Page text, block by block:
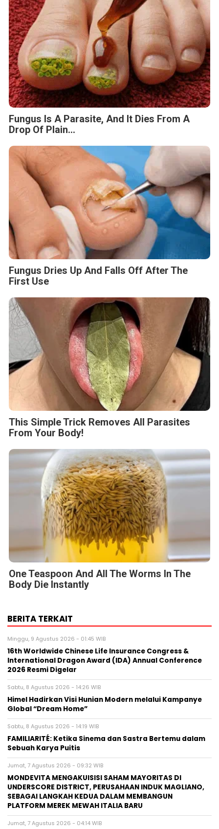
Fungus Is A Parasite, And It Dies From A
Drop Of Plain...
Fungus Dries Up And Falls Off After The
First Use
This Simple Trick Removes All Parasites
From Your Body!
One Teaspoon And All The Worms In The
Body Die Instantly
BERITA TERKAIT
Minggu, 9 Agustus 2026 - 01:45 WIB
16th Worldwide Chinese Life Insurance Congress &
International Dragon Award (IDA) Annual Conference
2026 Resmi Digelar
Sabtu, 8 Agustus 2026 - 14:26 WIB
Himel Hadirkan Visi Hunian Modern melalui Kampanye
Global “Dream Home”
Sabtu, 8 Agustus 2026 - 14:19 WIB
FAMILIARITÉ: Ketika Sinema dan Sastra Bertemu dalam
Sebuah Karya Puitis
Jumat, 7 Agustus 2026 - 09:32 WIB
MONDEVITA MENGAKUISISI SAHAM MAYORITAS DI
UNDERSCORE DISTRICT, PERUSAHAAN INDUK MAGLIANO,
SEBAGAI LANGKAH KEDUA DALAM MEMBANGUN
PLATFORM MEREK MEWAH ITALIA BARU
Jumat, 7 Agustus 2026 - 04:14 WIB